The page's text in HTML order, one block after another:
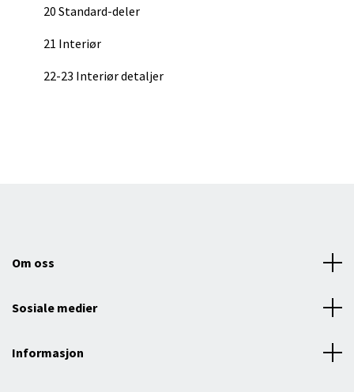
20 Standard-deler
21 Interiør
22-23 Interiør detaljer
Om oss
Sosiale medier
Informasjon